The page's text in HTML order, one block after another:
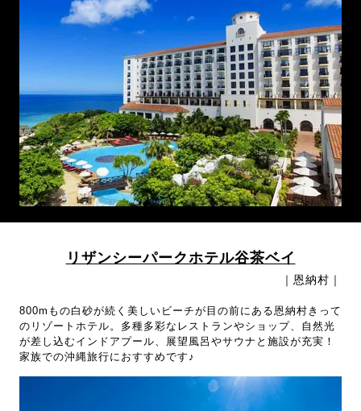
リザンシーパークホテル谷茶ベイ
｜恩納村｜
800mもの白砂が続く美しいビーチが目の前にある恩納村きって
のリゾートホテル。多種多彩なレストランやショップ、自然光
が差し込むインドアプール、展望風呂やサウナと施設が充実！
家族での沖縄旅行におすすめです♪